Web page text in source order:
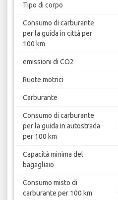
Tipo di corpo
Consumo di carburante
per la guida in città per
100 km
emissioni di CO2
Ruote motrici
Carburante
Consumo di carburante
per la guida in autostrada
per 100 km
Capacità minima del
bagagliaio
Consumo misto di
carburante per 100 km